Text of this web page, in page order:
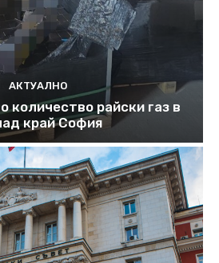
АКТУАЛНО
количество райски газ в
край София